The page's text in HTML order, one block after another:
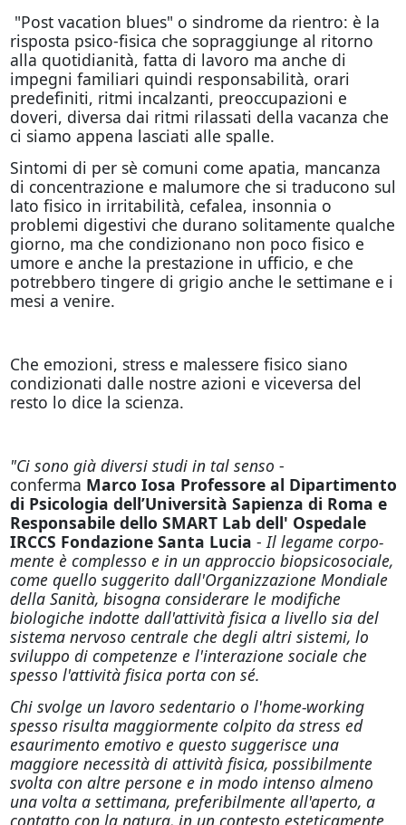
"Post vacation blues" o sindrome da rientro: è la
risposta psico-fisica che sopraggiunge al ritorno
alla quotidianità, fatta di lavoro ma anche di
impegni familiari quindi responsabilità, orari
predefiniti, ritmi incalzanti, preoccupazioni e
doveri, diversa dai ritmi rilassati della vacanza che
ci siamo appena lasciati alle spalle.
Sintomi di per sè comuni come apatia, mancanza
di concentrazione e malumore che si traducono sul
lato fisico in irritabilità, cefalea, insonnia o
problemi digestivi che durano solitamente qualche
giorno, ma che condizionano non poco fisico e
umore e anche la prestazione in ufficio, e che
potrebbero tingere di grigio anche le settimane e i
mesi a venire.
Che emozioni, stress e malessere fisico siano
condizionati dalle nostre azioni e viceversa del
resto lo dice la scienza.
"Ci sono già diversi studi in tal senso -
conferma Marco Iosa Professore al Dipartimento
di Psicologia dell’Università Sapienza di Roma e
Responsabile dello SMART Lab dell' Ospedale
IRCCS Fondazione Santa Lucia - Il legame corpo-
mente è complesso e in un approccio biopsicosociale,
come quello suggerito dall'Organizzazione Mondiale
della Sanità, bisogna considerare le modifiche
biologiche indotte dall'attività fisica a livello sia del
sistema nervoso centrale che degli altri sistemi, lo
sviluppo di competenze e l'interazione sociale che
spesso l'attività fisica porta con sé.
Chi svolge un lavoro sedentario o l'home-working
spesso risulta maggiormente colpito da stress ed
esaurimento emotivo e questo suggerisce una
maggiore necessità di attività fisica, possibilmente
svolta con altre persone e in modo intenso almeno
una volta a settimana, preferibilmente all'aperto, a
contatto con la natura, in un contesto esteticamente